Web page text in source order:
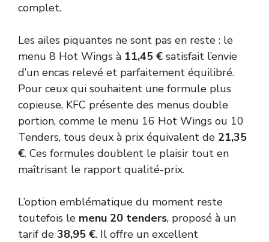
complet.
Les ailes piquantes ne sont pas en reste : le
menu 8 Hot Wings à 11,45 € satisfait l’envie
d’un encas relevé et parfaitement équilibré.
Pour ceux qui souhaitent une formule plus
copieuse, KFC présente des menus double
portion, comme le menu 16 Hot Wings ou 10
Tenders, tous deux à prix équivalent de 21,35
€. Ces formules doublent le plaisir tout en
maîtrisant le rapport qualité-prix.
L’option emblématique du moment reste
toutefois le menu 20 tenders, proposé à un
tarif de 38,95 €. Il offre un excellent